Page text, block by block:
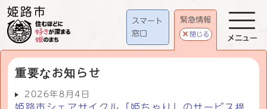
スマート
窓口
緊急情報
閉じる
重要なお知らせ
2026年8月4日
メニュー